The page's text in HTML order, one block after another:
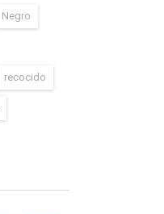
Negro
recocido